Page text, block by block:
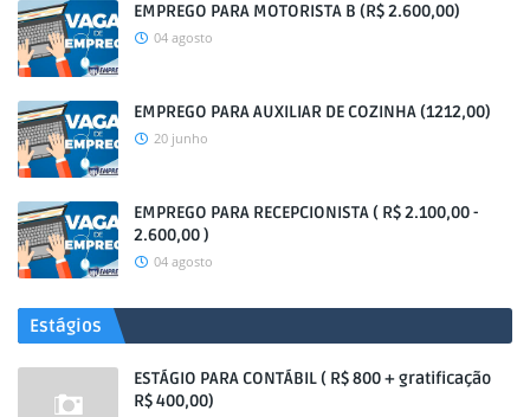
EMPREGO PARA MOTORISTA B (R$ 2.600,00)
04 agosto
EMPREGO PARA AUXILIAR DE COZINHA (1212,00)
20 junho
EMPREGO PARA RECEPCIONISTA ( R$ 2.100,00 -
2.600,00 )
04 agosto
Estágios
ESTÁGIO PARA CONTÁBIL ( R$ 800 + gratificação
R$ 400,00)